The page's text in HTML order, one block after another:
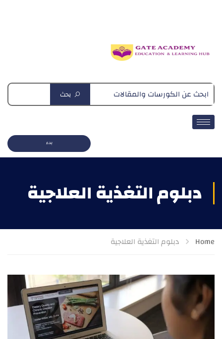
بحث
بدء
دبلوم التغذية العلاجية
Home دبلوم التغذية العلاجية